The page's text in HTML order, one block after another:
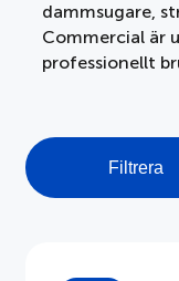
Hållbarhet
Branschvillkor
Dokument
Om APPLiA
dammsugare,
Commercial är
professionellt
Filtrera